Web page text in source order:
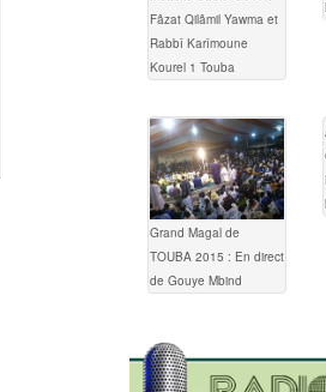
Fâzat Qilâmil Yawma et
Rabbî Karîmoune
Kourel 1 Touba
Grand Magal de
TOUBA 2015 : En direct
de Gouye Mbind